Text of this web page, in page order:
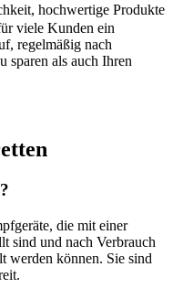
hochwertige Produkte
viele Kunden ein
regelmäßig nach
sparen als auch Ihren
die mit einer
sind und nach Verbrauch
werden können. Sie sind